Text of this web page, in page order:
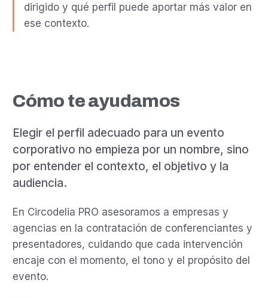
dirigido y qué perfil puede aportar más valor en
ese contexto.
Cómo te ayudamos
Elegir el perfil adecuado para un evento
corporativo no empieza por un nombre, sino
por entender el contexto, el objetivo y la
audiencia.
En Circodelia PRO asesoramos a empresas y
agencias en la contratación de conferenciantes y
presentadores, cuidando que cada intervención
encaje con el momento, el tono y el propósito del
evento.